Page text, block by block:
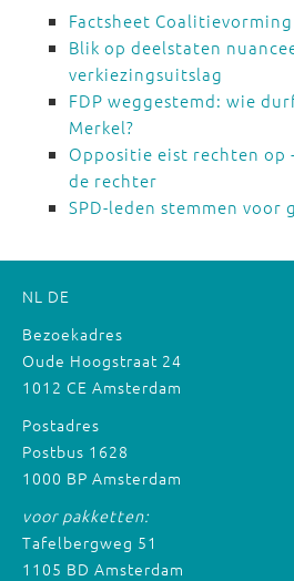
Factsheet Coalitievorming
Blik op deelstaten
verkiezingsuitslag
FDP weggestemd: wie
Merkel?
Oppositie eist rechten op
de rechter
SPD-leden stemmen
NL DE
Bezoekadres
Oude Hoogstraat 24
1012 CE Amsterdam
Postadres
Postbus 1628
1000 BP Amsterdam
voor pakketten:
Tafelbergweg 51
1105 BD Amsterdam